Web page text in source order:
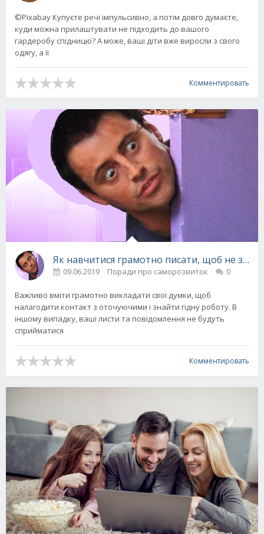
©Pixabay Купуєте речі імпульсивно, а потім довго думаєте,
куди можна прилаштувати не підходить до вашого
гардеробу спідницю? А може, ваші діти вже виросли з свого
одягу, а її
Комментировать
Як навчитися грамотно писати, щоб не
09.06.2019 Поради про саморозвиток 0
Важливо вміти грамотно викладати свої думки, щоб
налагодити контакт з оточуючими і знайти гідну роботу. В
іншому випадку, ваші листи та повідомлення не будуть
сприйматися
Комментировать